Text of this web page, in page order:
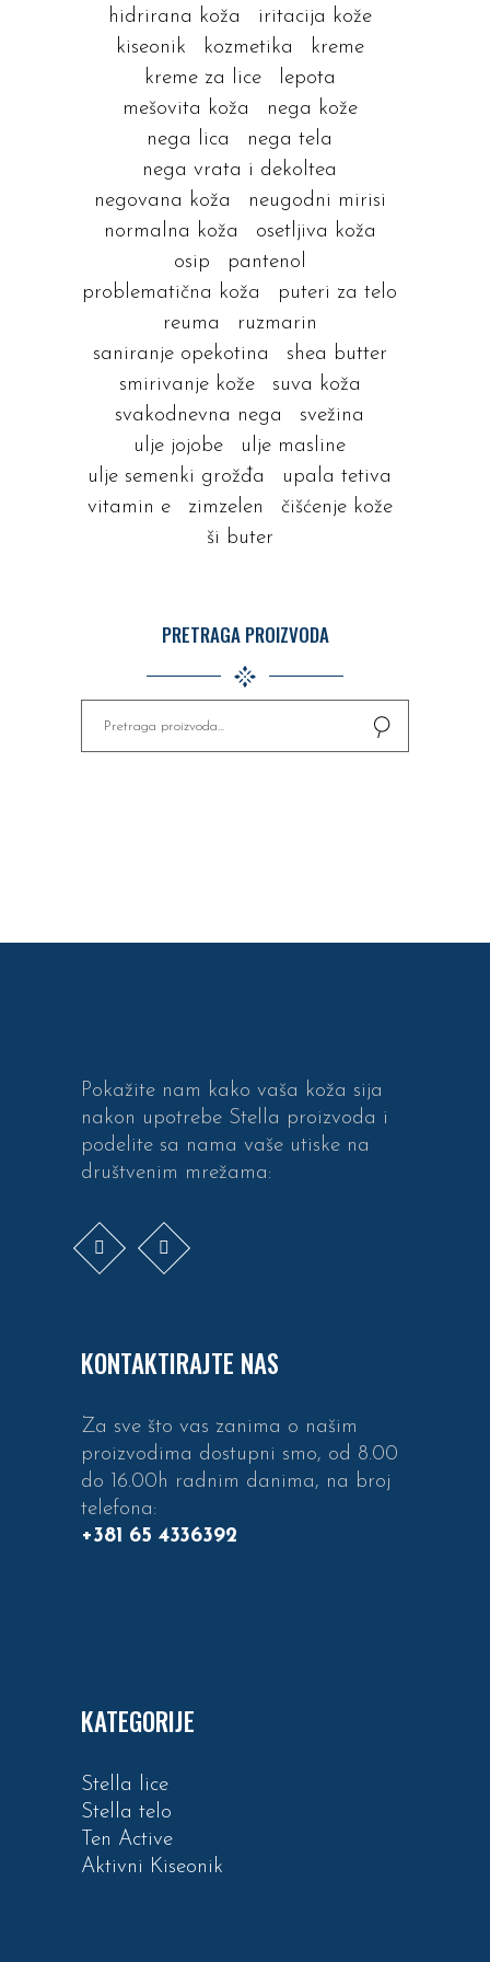
hidrirana koža
iritacija kože
kiseonik
kozmetika
kreme
kreme za lice
lepota
mešovita koža
nega kože
nega lica
nega tela
nega vrata i dekoltea
negovana koža
neugodni mirisi
normalna koža
osetljiva koža
osip
pantenol
problematična koža
puteri za telo
reuma
ruzmarin
saniranje opekotina
shea butter
smirivanje kože
suva koža
svakodnevna nega
svežina
ulje jojobe
ulje masline
ulje semenki grožđa
upala tetiva
vitamin e
zimzelen
čišćenje kože
ši buter
PRETRAGA PROIZVODA
Pokažite nam kako vaša koža sija
nakon upotrebe Stella proizvoda i
podelite sa nama vaše utiske na
društvenim mrežama:
KONTAKTIRAJTE NAS
Za sve što vas zanima o našim
proizvodima dostupni smo, od 8.00
do 16.00h radnim danima, na broj
telefona:
+381 65 4336392
KATEGORIJE
Stella lice
Stella telo
Ten Active
Aktivni Kiseonik